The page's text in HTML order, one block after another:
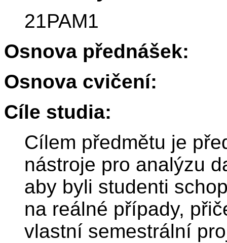
21PAM1
Osnova přednášek:
Osnova cvičení:
Cíle studia:
Cílem předmětu je
nástroje pro analýzu
aby byli studenti
na reálné případy,
vlastní semestrální